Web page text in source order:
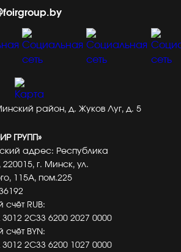
район, д. Жуков Луг, д. 5
ГРУПП»
адрес: Республика
220015, г. Минск, ул.
115А, пом.225
счёт RUB:
3012 2C33 6200 2027 0000
счёт BYN:
3012 2C33 6200 1027 0000